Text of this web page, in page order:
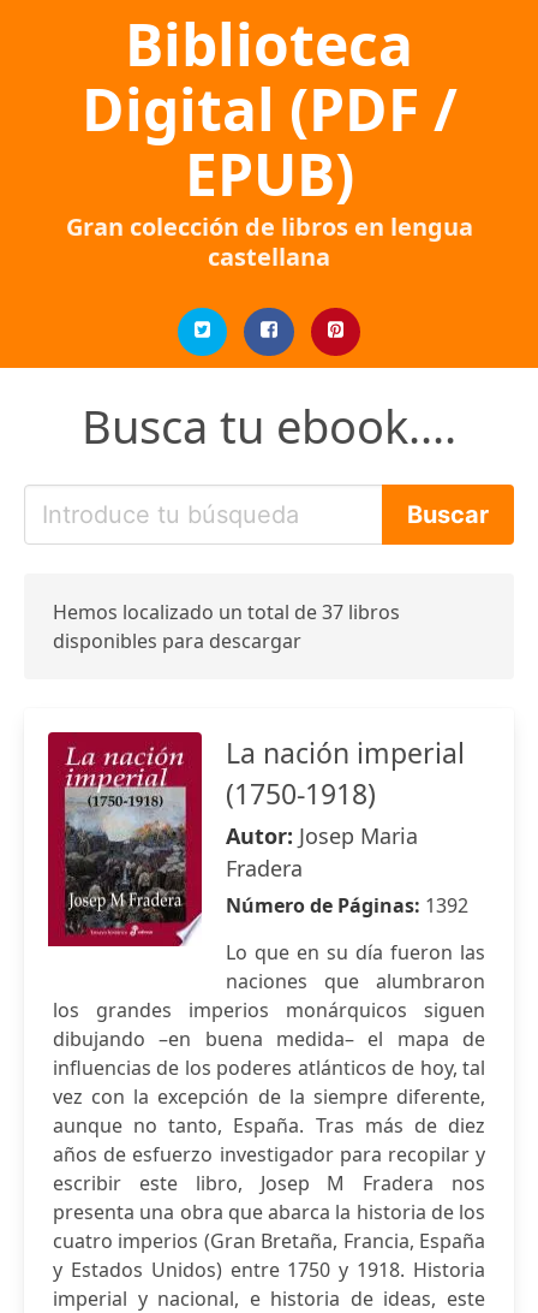
Biblioteca
Digital (PDF /
EPUB)
Gran colección de libros en lengua
castellana
Busca tu ebook....
Hemos localizado un total de 37 libros
disponibles para descargar
La nación imperial
(1750-1918)
Autor: Josep Maria
Fradera
Número de Páginas: 1392
Lo que en su día fueron las
naciones que alumbraron
los grandes imperios monárquicos siguen
dibujando –en buena medida– el mapa de
influencias de los poderes atlánticos de hoy, tal
vez con la excepción de la siempre diferente,
aunque no tanto, España. Tras más de diez
años de esfuerzo investigador para recopilar y
escribir este libro, Josep M Fradera nos
presenta una obra que abarca la historia de los
cuatro imperios (Gran Bretaña, Francia, España
y Estados Unidos) entre 1750 y 1918. Historia
imperial y nacional, e historia de ideas, este